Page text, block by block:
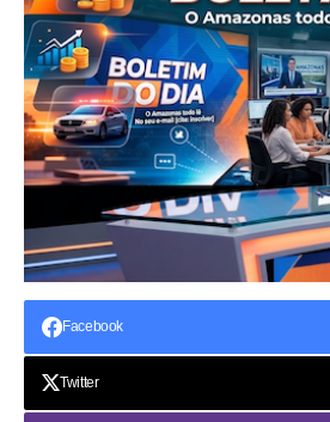
Facebook
Twitter